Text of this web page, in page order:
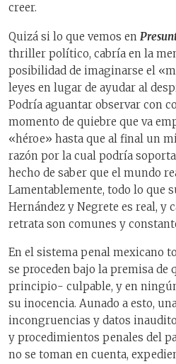
creer.
Quizá si lo que vemos en
thriller político, cabría en la
posibilidad de imaginarse el
leyes en lugar de ayudar al
Podría aguantar observar con
momento de quiebre que va
«héroe» hasta que al final un
razón por la cual podría
hecho de saber que el mundo
Lamentablemente, todo lo que
Hernández y Negrete es real, y
retrata son comunes y
En el sistema penal mexicano
se proceden bajo la premisa de
principio- culpable, y en
su inocencia. Aunado a esto,
incongruencias y datos
y procedimientos penales del
no se toman en cuenta,